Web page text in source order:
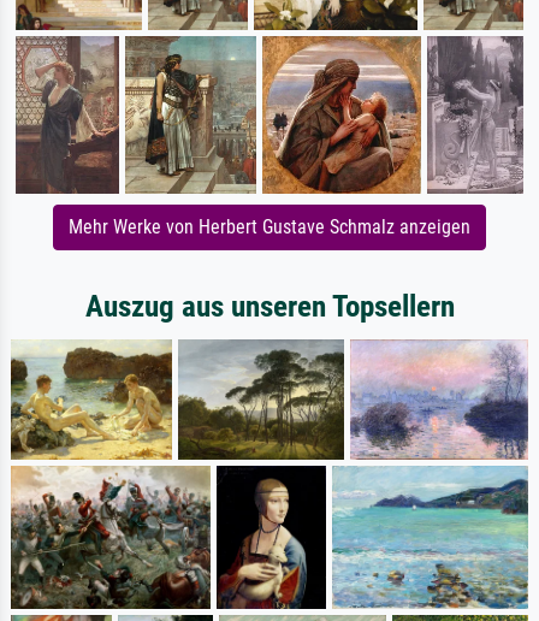
Mehr Werke von Herbert Gustave Schmalz anzeigen
Auszug aus unseren Topsellern